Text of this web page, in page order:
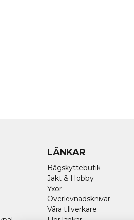
LÄNKAR
Bågskyttebutik
Jakt & Hobby
Yxor
Överlevnadsknivar
Våra tillverkare